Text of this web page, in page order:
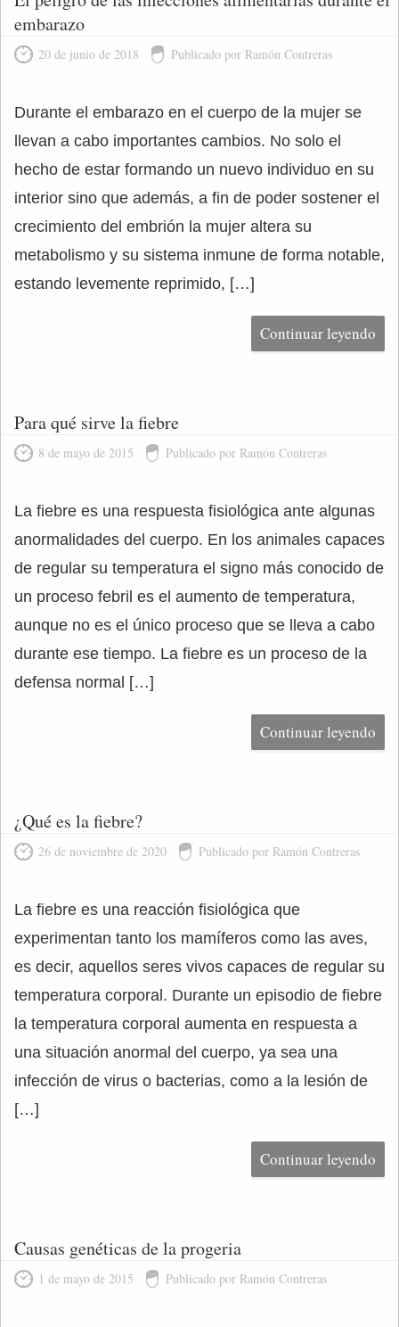
embarazo
20 de junio de 2018 Publicado por Ramón Contreras
Durante el embarazo en el cuerpo de la mujer se
llevan a cabo importantes cambios. No solo el
hecho de estar formando un nuevo individuo en su
interior sino que además, a fin de poder sostener el
crecimiento del embrión la mujer altera su
metabolismo y su sistema inmune de forma notable,
estando levemente reprimido, […]
Continuar leyendo
Para qué sirve la fiebre
8 de mayo de 2015 Publicado por Ramón Contreras
La fiebre es una respuesta fisiológica ante algunas
anormalidades del cuerpo. En los animales capaces
de regular su temperatura el signo más conocido de
un proceso febril es el aumento de temperatura,
aunque no es el único proceso que se lleva a cabo
durante ese tiempo. La fiebre es un proceso de la
defensa normal […]
Continuar leyendo
¿Qué es la fiebre?
26 de noviembre de 2020 Publicado por Ramón Contreras
La fiebre es una reacción fisiológica que
experimentan tanto los mamíferos como las aves,
es decir, aquellos seres vivos capaces de regular su
temperatura corporal. Durante un episodio de fiebre
la temperatura corporal aumenta en respuesta a
una situación anormal del cuerpo, ya sea una
infección de virus o bacterias, como a la lesión de
[…]
Continuar leyendo
Causas genéticas de la progeria
1 de mayo de 2015 Publicado por Ramón Contreras